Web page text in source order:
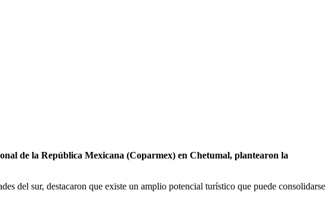
de la República Mexicana (Coparmex) en Chetumal, plantearon la
del sur, destacaron que existe un amplio potencial turístico que puede consolidarse